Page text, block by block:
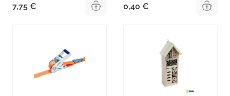
7,75 € 0,40 €